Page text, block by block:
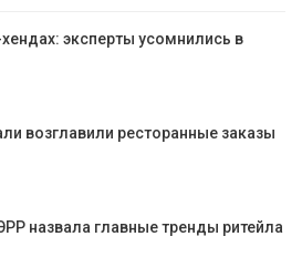
эксперты усомнились в
возглавили ресторанные заказы
назвала главные тренды ритейла